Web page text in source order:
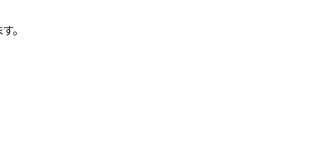
。